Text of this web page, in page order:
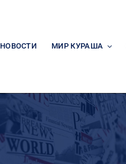
НОВОСТИ МИР КУРАША